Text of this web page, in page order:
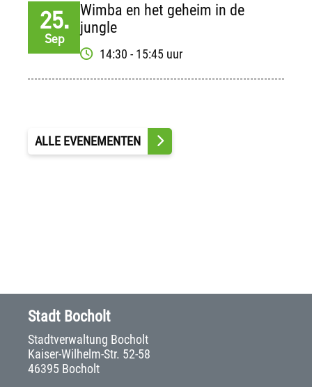
25.
Sep
Wimba en het geheim in de
jungle
14:30 - 15:45 uur
ALLE EVENEMENTEN
Stadt Bocholt
Stadtverwaltung Bocholt
Kaiser-Wilhelm-Str. 52-58
46395 Bocholt